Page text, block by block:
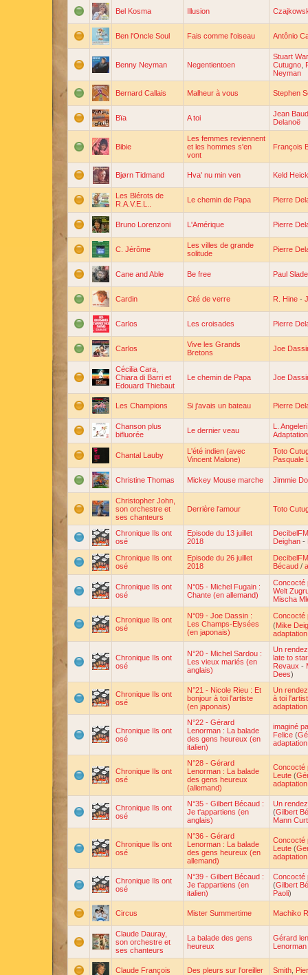
Bel Kosma Illusion
Ben l'Oncle Soul Fais comme l'oiseau Antônio
Benny Neyman Negentientoen
Stuart
Cutugno
Neyman
Bernard Callais Malheur à vous Stephen
Bïa A toi
Jean
Delanoë
Bibie
Les femmes reviennent
et les hommes s'en
vont
François
Bjørn Tidmand Hva' nu min ven Keld Heick
Les Blérots de
R.A.V.E.L..
Le chemin de Papa Pierre
Bruno Lorenzoni L'Amérique Pierre
C. Jérôme
Les villes de grande
solitude
Pierre
Cane and Able Be free Paul Slade
Cardin Cité de verre R. Hine -
Carlos Les croisades Pierre
Carlos
Vive les Grands
Bretons
Joe
Cécilia Cara,
Chiara di Barri et
Edouard Thiebaut
Le chemin de Papa Joe
Les Champions Si j'avais un bateau Pierre
Chanson plus
bifluorée
Le dernier veau L. Angeleri
Chantal Lauby
L'été indien (avec
Vincent Malone)
Toto
Pasquale
Christine Thomas Mickey Mouse marche Jimmie
Christopher John,
son orchestre et
ses chanteurs
Derrière l'amour Toto
Chronique Ils ont
osé
Episode du 13 juillet
2018
DecibelFM
Deighan -
Chronique Ils ont
osé
Episode du 26 juillet
2018
DecibelFM
Bécaud /
Chronique Ils ont
osé
N°05 - Michel Fugain :
Chante (en allemand)
Concocté
Welt
Mischa
Chronique Ils ont
osé
N°09 - Joe Dassin :
Les Champs-Elysées
(en japonais)
Concocté
(Mike
Chronique Ils ont
osé
N°20 - Michel Sardou :
Les vieux mariés (en
anglais)
Un
late to
Revaux -
Dees)
Chronique Ils ont
osé
N°21 - Nicole Rieu : Et
bonjour à toi l'artiste
(en japonais)
Un
à toi
Chronique Ils ont
osé
N°22 - Gérard
Lenorman : La balade
des gens heureux (en
italien)
imaginé
Felice (
Chronique Ils ont
osé
N°28 - Gérard
Lenorman : La balade
des gens heureux
(allemand)
Concocté
Leute (
Chronique Ils ont
osé
N°35 - Gilbert Bécaud :
Je t'appartiens (en
anglais)
Un
(Gilbert
Mann
Chronique Ils ont
osé
N°36 - Gérard
Lenorman : La balade
des gens heureux (en
allemand)
Concocté
Leute (
Chronique Ils ont
osé
N°39 - Gilbert Bécaud :
Je t'appartiens (en
italien)
Concocté
(Gilbert
Paoli)
Circus Mister Summertime Machiko
Claude Dauray,
son orchestre et
ses chanteurs
La balade des gens
heureux
Gérard
Lenorman
Claude François Des pleurs sur l'oreiller Smith